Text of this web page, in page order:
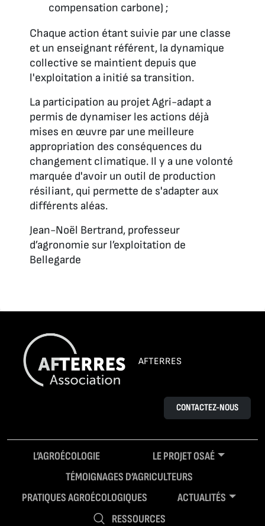
compensation carbone) ;
Chaque action étant suivie par une classe
et un enseignant référent, la dynamique
collective se maintient depuis que
l'exploitation a initié sa transition.
La participation au projet Agri-adapt a
permis de dynamiser les actions déjà
mises en œuvre par une meilleure
appropriation des conséquences du
changement climatique. Il y a une volonté
marquée d'avoir un outil de production
résiliant, qui permette de s'adapter aux
différents aléas.
Jean-Noël Bertrand, professeur
d’agronomie sur l’exploitation de
Bellegarde
AFTERRES
CONTACTEZ-NOUS
L’AGROÉCOLOGIE
LE PROJET OSAÉ
TÉMOIGNAGES D’AGRICULTEURS
PRATIQUES AGROÉCOLOGIQUES
ACTUALITÉS
RESSOURCES